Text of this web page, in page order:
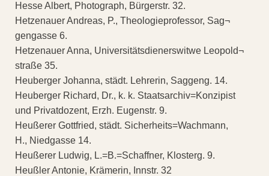
Hesse Albert, Photograph, Bürgerstr. 32.
Hetzenauer Andreas, P., Theologieprofessor, Sag¬
gengasse 6.
Hetzenauer Anna, Universitätsdienerswitwe Leopold¬
straße 35.
Heuberger Johanna, städt. Lehrerin, Saggeng. 14.
Heuberger Richard, Dr., k. k. Staatsarchiv=Konzipist
und Privatdozent, Erzh. Eugenstr. 9.
Heußerer Gottfried, städt. Sicherheits=Wachmann,
H., Niedgasse 14.
Heußerer Ludwig, L.=B.=Schaffner, Klosterg. 9.
Heußler Antonie, Krämerin, Innstr. 32